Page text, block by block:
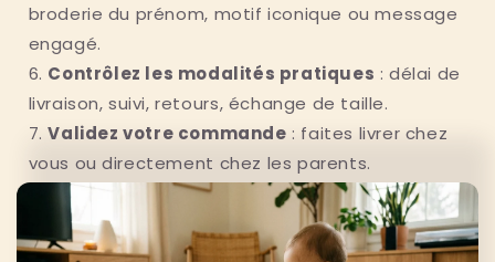
broderie du prénom, motif iconique ou message
engagé.
Contrôlez les modalités pratiques : délai de
livraison, suivi, retours, échange de taille.
Validez votre commande : faites livrer chez
vous ou directement chez les parents.